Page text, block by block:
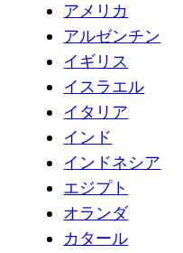
アメリカ
アルゼンチン
イギリス
イスラエル
イタリア
インド
インドネシア
エジプト
オランダ
カタール